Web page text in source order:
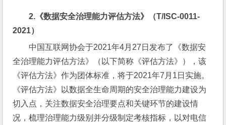
2. 《数据安全治理能力评估方法》（T/ISC-0011-
2021）
中国互联网协会于2021年4月27日发布了《数据安
全治理能力评估方法》（以下简称《评估方法》），该
《评估方法》作为团体标准，将于2021年7月1日实施。
《评估方法》以数据全生命周期的安全治理能力建设为
切入点，关注数据安全治理要点和关键环节的建设情
况，梳理治理能力级别并分级制定考核指标，以对电信